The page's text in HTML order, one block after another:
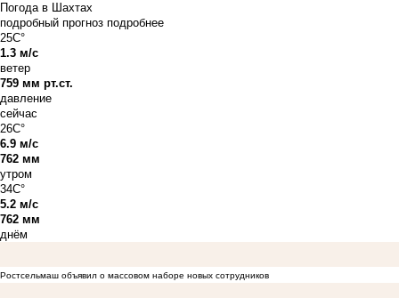
Погода в Шахтах
подробный прогноз подробнее
25C°
1.3 м/с
ветер
759 мм рт.ст.
давление
сейчас
26C°
6.9 м/с
762 мм
утром
34C°
5.2 м/с
762 мм
днём
Ростсельмаш объявил о массовом наборе новых сотрудников